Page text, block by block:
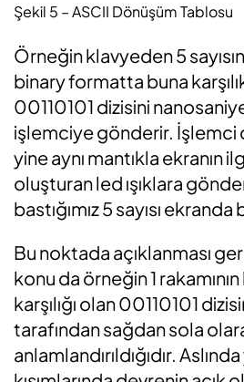
Şekil 5 – ASCII Dönüşüm Tablosu
Örneğin klavyeden 5
binary formatta buna karşılık
00110101 dizisini
işlemciye gönderir. İşlemci
yine aynı mantıkla ekranın
oluşturan led ışıklara
bastığımız 5 sayısı ekranda
Bu noktada açıklanması
konu da örneğin 1
karşılığı olan 00110101
tarafından sağdan sola
anlamlandırıldığıdır. Aslında